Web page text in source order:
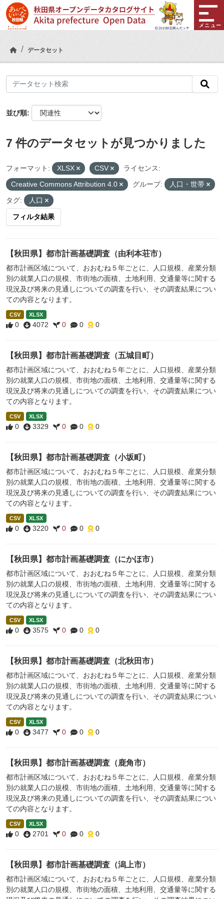
Skip to main content
メニュー
データセット
並び順
7 件のデータセットが見つかりました
フォーマット: XLSX CSV
ライセンス:
Creative Commons Attribution 4.0
グループ:
人口・世帯
タグ:
人口
フィルタ結果
【秋田県】都市計画基礎調査（由利本荘市）
都市計画区域について、おおむね５年ごとに、人口規模、産業分類
別の就業人口の規模、市街地の面積、土地利用、交通量等に関する
現況及び将来の見通しについての調査を行い、その調査結果につい
ての内容となります。
CSV XLSX
0 4072 0 0 0
【秋田県】都市計画基礎調査（五城目町）
都市計画区域について、おおむね５年ごとに、人口規模、産業分類
別の就業人口の規模、市街地の面積、土地利用、交通量等に関する
現況及び将来の見通しについての調査を行い、その調査結果につい
ての内容となります。
CSV XLSX
0 3329 0 0 0
【秋田県】都市計画基礎調査（小坂町）
都市計画区域について、おおむね５年ごとに、人口規模、産業分類
別の就業人口の規模、市街地の面積、土地利用、交通量等に関する
現況及び将来の見通しについての調査を行い、その調査結果につい
ての内容となります。
CSV XLSX
0 3220 0 0 0
【秋田県】都市計画基礎調査（にかほ市）
都市計画区域について、おおむね５年ごとに、人口規模、産業分類
別の就業人口の規模、市街地の面積、土地利用、交通量等に関する
現況及び将来の見通しについての調査を行い、その調査結果につい
ての内容となります。
CSV XLSX
0 3575 0 0 0
【秋田県】都市計画基礎調査（北秋田市）
都市計画区域について、おおむね５年ごとに、人口規模、産業分類
別の就業人口の規模、市街地の面積、土地利用、交通量等に関する
現況及び将来の見通しについての調査を行い、その調査結果につい
ての内容となります。
CSV XLSX
0 3477 0 0 0
【秋田県】都市計画基礎調査（鹿角市）
都市計画区域について、おおむね５年ごとに、人口規模、産業分類
別の就業人口の規模、市街地の面積、土地利用、交通量等に関する
現況及び将来の見通しについての調査を行い、その調査結果につい
ての内容となります。
CSV XLSX
0 2701 0 0 0
【秋田県】都市計画基礎調査（潟上市）
都市計画区域について、おおむね５年ごとに、人口規模、産業分類
別の就業人口の規模、市街地の面積、土地利用、交通量等に関する